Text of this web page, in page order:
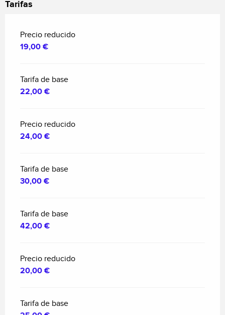
Tarifas
Precio reducido
19,00 €
Tarifa de base
22,00 €
Precio reducido
24,00 €
Tarifa de base
30,00 €
Tarifa de base
42,00 €
Precio reducido
20,00 €
Tarifa de base